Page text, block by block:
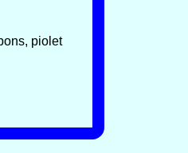
piolet